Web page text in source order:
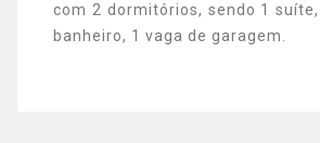
com 2 dormitórios, sendo 1
banheiro, 1 vaga de garagem.